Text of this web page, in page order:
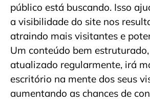
público está buscando. Isso
a visibilidade do site nos
atraindo mais visitantes e
Um conteúdo bem
atualizado regularmente, irá
escritório na mente dos seus
aumentando as chances de